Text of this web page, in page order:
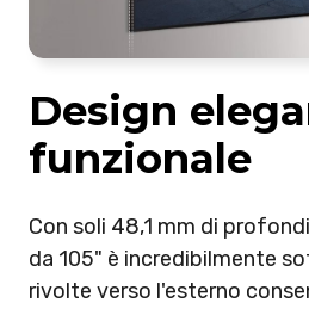
Design
funzionale
Con soli 48,1 mm di
da 105" è incredibilmente
rivolte verso l'esterno